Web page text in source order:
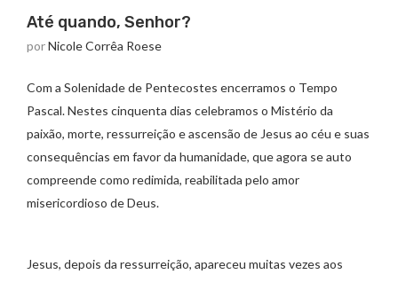
Até quando, Senhor?
porNicole Corrêa Roese
Com a Solenidade de Pentecostes encerramos o Tempo
Pascal. Nestes cinquenta dias celebramos o Mistério da
paixão, morte, ressurreição e ascensão de Jesus ao céu e suas
consequências em favor da humanidade, que agora se auto
compreende como redimida, reabilitada pelo amor
misericordioso de Deus.
Jesus, depois da ressurreição, apareceu muitas vezes aos